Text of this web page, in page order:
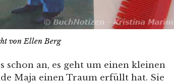
von Ellen Berg
an, es geht um einen kleinen
Maja einen Traum erfüllt hat. Sie